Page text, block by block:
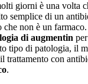
giorni è una volta
semplice di un
che non è un
di augmentin
tipo di patologia, il
trattamento con
.